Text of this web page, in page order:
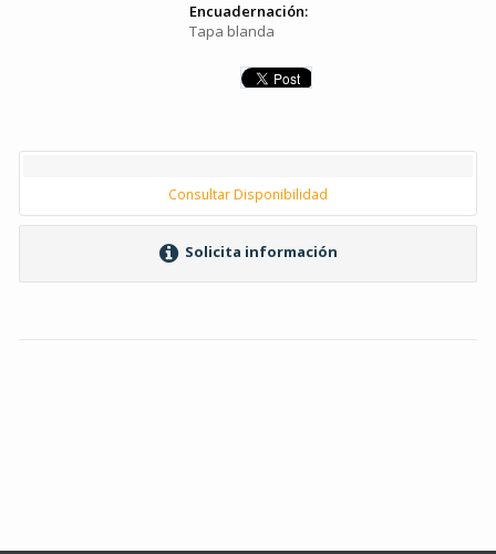
Encuadernación:
Tapa blanda
Consultar Disponibilidad
Solicita información